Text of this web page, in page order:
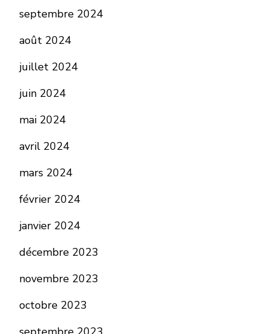
septembre 2024
août 2024
juillet 2024
juin 2024
mai 2024
avril 2024
mars 2024
février 2024
janvier 2024
décembre 2023
novembre 2023
octobre 2023